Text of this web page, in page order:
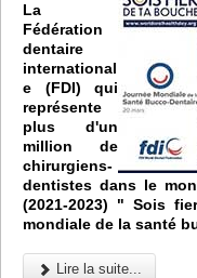
La
Fédération
dentaire
international
e (FDI) qui
représente
plus d'un
million de
chirurgiens-
dentistes dans le
(2021-2023) " Sois
mondiale de la santé
Lire la suite...